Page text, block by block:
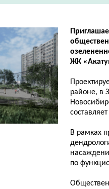
ЖК
районе, в
В рамках
по